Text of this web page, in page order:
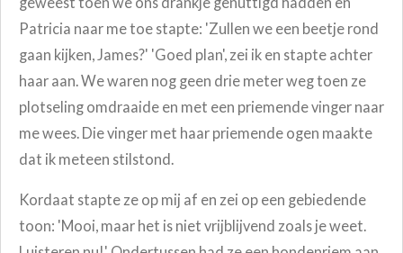
Patricia naar me toe stapte: 'Zullen we een beetje rond
gaan kijken, James?' 'Goed plan', zei ik en stapte achter
haar aan. We waren nog geen drie meter weg toen ze
plotseling omdraaide en met een priemende vinger naar
me wees. Die vinger met haar priemende ogen maakte
dat ik meteen stilstond.
Kordaat stapte ze op mij af en zei op een gebiedende
toon: 'Mooi, maar het is niet vrijblijvend zoals je weet.